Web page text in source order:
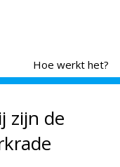
Hoe werkt het?
zijn de